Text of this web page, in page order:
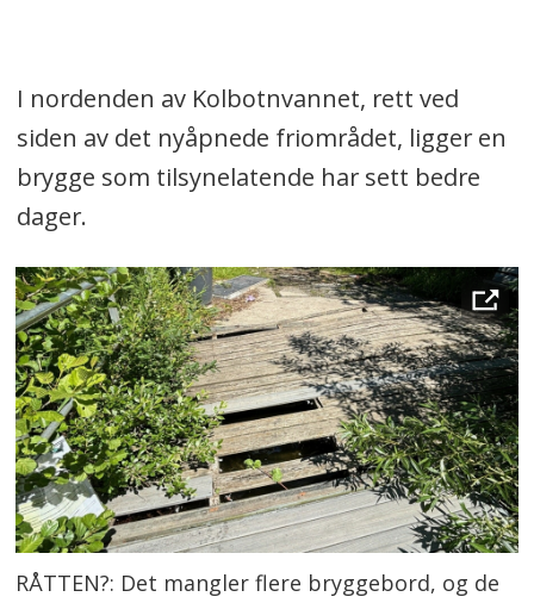
I nordenden av Kolbotnvannet, rett ved
siden av det nyåpnede friområdet, ligger en
brygge som tilsynelatende har sett bedre
dager.
RÅTTEN?: Det mangler flere bryggebord, og de